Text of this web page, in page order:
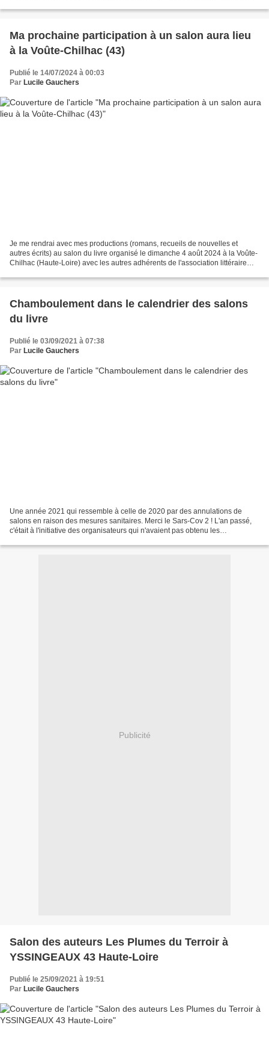
Ma prochaine participation à un salon aura lieu
à la Voûte-Chilhac (43)
Publié le 14/07/2024 à 00:03
Par Lucile Gauchers
Je me rendrai avec mes productions (romans, recueils de nouvelles et
autres écrits) au salon du livre organisé le dimanche 4 août 2024 à la Voûte-
Chilhac (Haute-Loire) avec les autres adhérents de l'association littéraire
Chamboulement dans le calendrier des salons
du livre
Publié le 03/09/2021 à 07:38
Par Lucile Gauchers
Une année 2021 qui ressemble à celle de 2020 par des annulations de
salons en raison des mesures sanitaires. Merci le Sars-Cov 2 ! L'an passé,
c'était à l'initiative des organisateurs qui n'avaient pas obtenu les
Publicité
Salon des auteurs Les Plumes du Terroir à
YSSINGEAUX 43 Haute-Loire
Publié le 25/09/2021 à 19:51
Par Lucile Gauchers